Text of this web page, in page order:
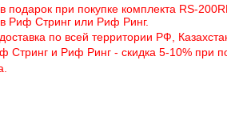
при покупке комплекта RS-
Риф Стринг или Риф Ринг.
по всей территории РФ,
Стринг и Риф Ринг - скидка 5-10% при